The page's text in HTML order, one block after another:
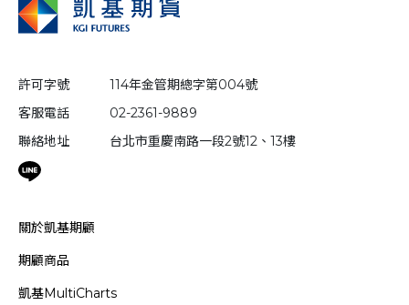
許可字號
114年金管期總字第004號
客服電話
02-2361-9889
聯絡地址
台北市重慶南路一段2號12、13樓
關於凱基期顧
期顧商品
凱基MultiCharts